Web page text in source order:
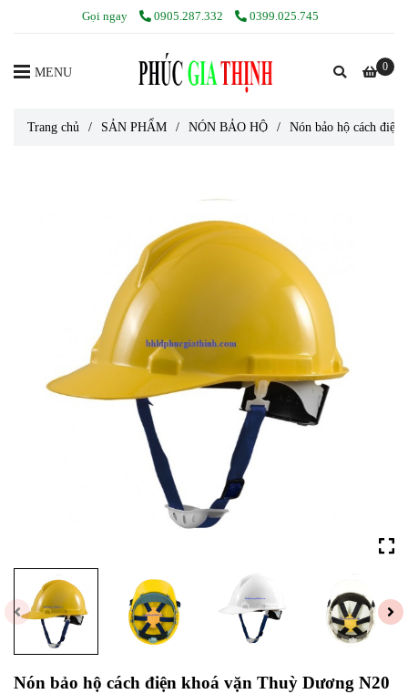
Gọi ngay 0905.287.332 0399.025.745
0
MENU
Trang chủ / SẢN PHẨM / NÓN BẢO HỘ / Nón bảo hộ cách
Nón bảo hộ cách điện khoá vặn Thuỳ Dương N20